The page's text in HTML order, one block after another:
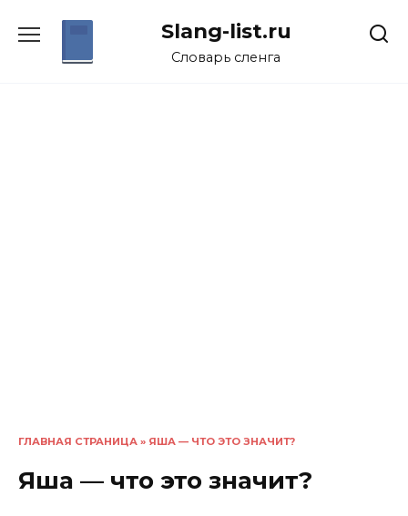
Slang-list.ru
Словарь сленга
ГЛАВНАЯ СТРАНИЦА » ЯША — ЧТО ЭТО ЗНАЧИТ?
Яша — что это значит?